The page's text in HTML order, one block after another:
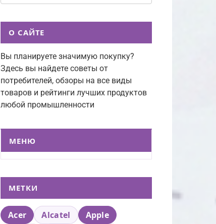
О САЙТЕ
Вы планируете значимую покупку?
Здесь вы найдете советы от
потребителей, обзоры на все виды
товаров и рейтинги лучших продуктов
любой промышленности
МЕНЮ
МЕТКИ
Acer Alcatel
Apple